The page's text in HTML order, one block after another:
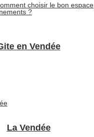
choisir le bon espace
?
en Vendée
La Vendée